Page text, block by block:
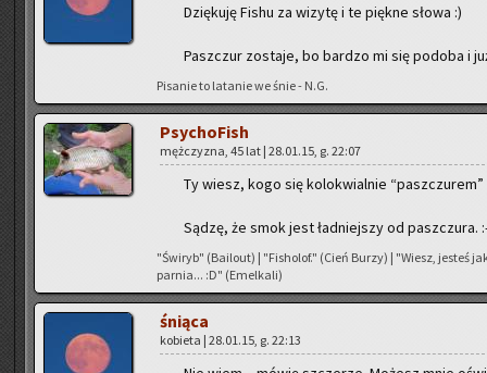
Dzię­ku­ję Fishu za wi­zy­tę i te pięk­ne słowa :)
Pasz­czur zo­sta­je, bo bar­dzo mi się po­do­ba i
Pi­sa­nie to la­ta­nie we śnie - N.G.
Psy­cho­Fish
męż­czy­zna, 45 lat | 28.01.15, g. 22:07
Ty wiesz, kogo się ko­lo­kwial­nie “pasz­czu­rem”
Sądzę, że smok jest ład­niej­szy od pasz­czu­ra.
"Świ­ryb" (Ba­ilo­ut) | "Fi­sho­lof." (Cień Burzy) | "Wiesz,
par­nia... :D" (Emel­ka­li)
śnią­ca
ko­bie­ta | 28.01.15, g. 22:13